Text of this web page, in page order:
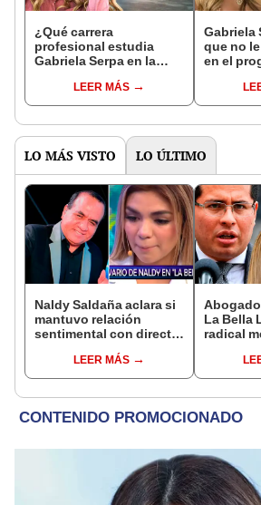
¿Qué carrera
profesional estudia
Gabriela Serpa en la
no la termina?
LEER MÁS
Gabriela
que no
en el
LO MÁS VISTO LO ÚLTIMO
Naldy Saldaña aclara si
mantuvo relación
sentimental con director
denunciarlo por
tocamientos: “Me
LEER MÁS
La Bella
radical
audios